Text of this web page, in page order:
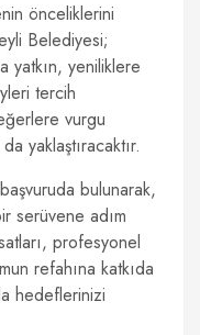
önceliklerini
Belediyesi;
yatkın, yeniliklere
tercih
vurgu
yaklaştıracaktır.
bulunarak,
serüvene adım
profesyonel
refahına katkıda
hedeflerinizi